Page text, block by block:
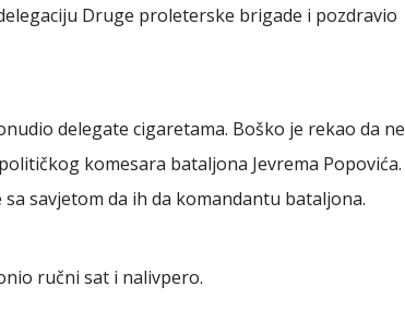
Druge proleterske brigade i pozdravio
delegate cigaretama. Boško je rekao da ne
komesara bataljona Jevrema Popovića.
savjetom da ih da komandantu bataljona.
ručni sat i nalivpero.